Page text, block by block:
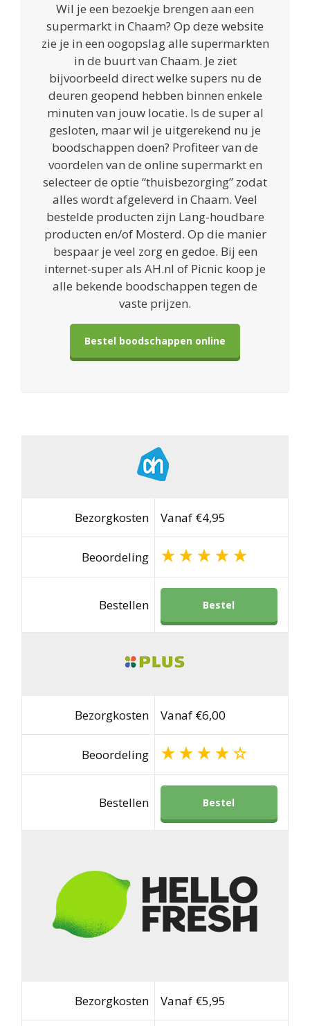
Wil je een bezoekje brengen aan een
supermarkt in Chaam? Op deze website
zie je in een oogopslag alle supermarkten
in de buurt van Chaam. Je ziet
bijvoorbeeld direct welke supers nu de
deuren geopend hebben binnen enkele
minuten van jouw locatie. Is de super al
gesloten, maar wil je uitgerekend nu je
boodschappen doen? Profiteer van de
voordelen van de online supermarkt en
selecteer de optie “thuisbezorging” zodat
alles wordt afgeleverd in Chaam. Veel
bestelde producten zijn Lang-houdbare
producten en/of Mosterd. Op die manier
bespaar je veel zorg en gedoe. Bij een
internet-super als AH.nl of Picnic koop je
alle bekende boodschappen tegen de
vaste prijzen.
Bestel boodschappen online
Bezorgkosten Vanaf €4,95
Beoordeling
Bestellen Bestel
Bezorgkosten Vanaf €6,00
Beoordeling
Bestellen Bestel
Bezorgkosten Vanaf €5,95